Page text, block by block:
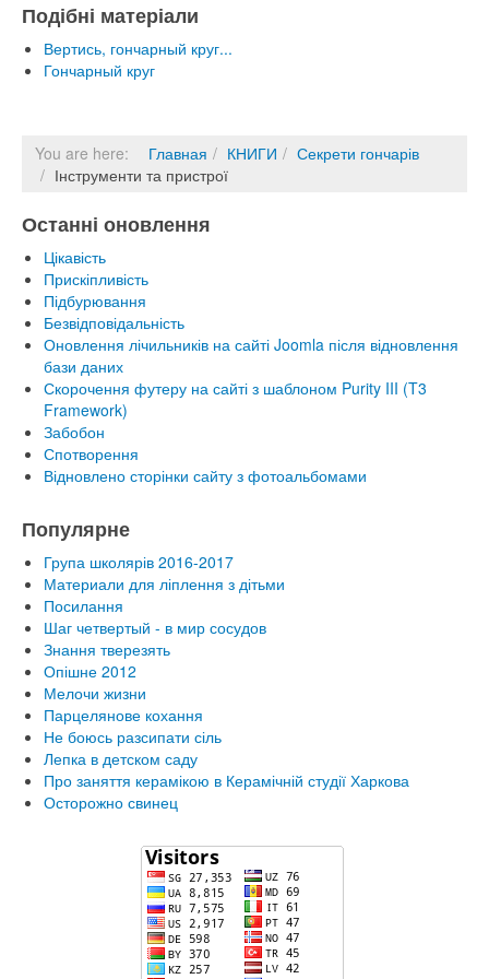
Подібні матеріали
Вертись, гончарный круг...
Гончарный круг
You are here: Главная КНИГИ
Секрети гончарів
Інструменти та пристрої
Останні оновлення
Цікавість
Прискіпливість
Підбурювання
Безвідповідальність
Оновлення лічильників на сайті Joomla після відновлення
бази даних
Скорочення футеру на сайті з шаблоном Purity III (T3
Framework)
Забобон
Спотворення
Відновлено сторінки сайту з фотоальбомами
Популярне
Група школярів 2016-2017
Материали для ліплення з дітьми
Посилання
Шаг четвертый - в мир сосудов
Знання тверезять
Опішне 2012
Мелочи жизни
Парцелянове кохання
Не боюсь разсипати сіль
Лепка в детском саду
Про заняття керамікою в Керамічній студії Харкова
Осторожно свинец